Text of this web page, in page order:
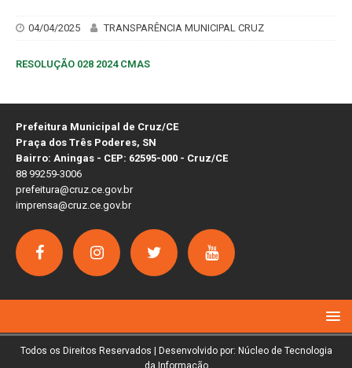
04/04/2025 TRANSPARÊNCIA MUNICIPAL CRUZ
RESOLUÇÃO 028 2024 CMAS
Prefeitura Municipal de Cruz/CE
Praça dos Três Poderes, SN
Bairro: Aningas - CEP: 62595-000 - Cruz/CE
88 99259-3006
prefeitura@cruz.ce.gov.br
imprensa@cruz.ce.gov.br
Todos os Direitos Reservados | Desenvolvido por: Núcleo de Tecnologia
da Informação